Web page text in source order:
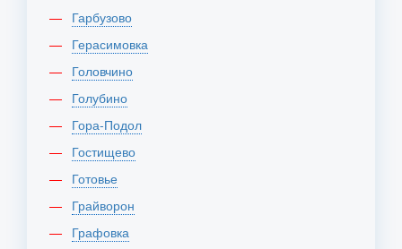
Гарбузово
Герасимовка
Головчино
Голубино
Гора-Подол
Гостищево
Готовье
Грайворон
Графовка